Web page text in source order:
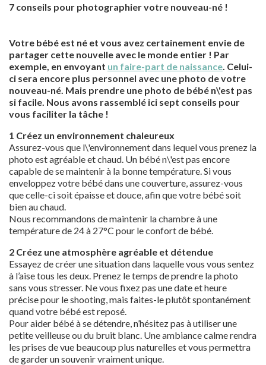
7 conseils pour photographier votre nouveau-né !
Votre bébé est né et vous avez certainement envie de
partager cette nouvelle avec le monde entier ! Par
exemple, en envoyant un faire-part de naissance Celui-
ci sera encore plus personnel avec une photo de votre
nouveau-né. Mais prendre une photo de bébé n\'est pas
si facile. Nous avons rassemblé ici sept conseils pour
vous faciliter la tâche !
1 Créez un environnement chaleureux
Assurez-vous que l\'environnement dans lequel vous prenez la
photo est agréable et chaud. Un bébé n\'est pas encore
capable de se maintenir à la bonne température. Si vous
enveloppez votre bébé dans une couverture, assurez-vous
que celle-ci soit épaisse et douce, afin que votre bébé soit
bien au chaud.
Nous recommandons de maintenir la chambre à une
température de 24 à 27°C pour le confort de bébé.
2 Créez une atmosphère agréable et détendue
Essayez de créer une situation dans laquelle vous vous sentez
à l’aise tous les deux. Prenez le temps de prendre la photo
sans vous stresser. Ne vous fixez pas une date et heure
précise pour le shooting, mais faites-le plutôt spontanément
quand votre bébé est reposé.
Pour aider bébé à se détendre, n’hésitez pas à utiliser une
petite veilleuse ou du bruit blanc. Une ambiance calme rendra
les prises de vue beaucoup plus naturelles et vous permettra
de garder un souvenir vraiment unique.